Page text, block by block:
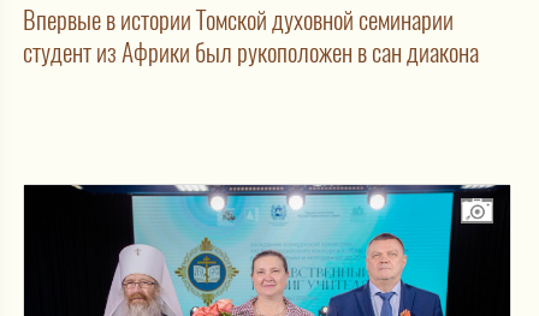
Впервые в истории Томской духовной семинарии
студент из Африки был рукоположен в сан диакона